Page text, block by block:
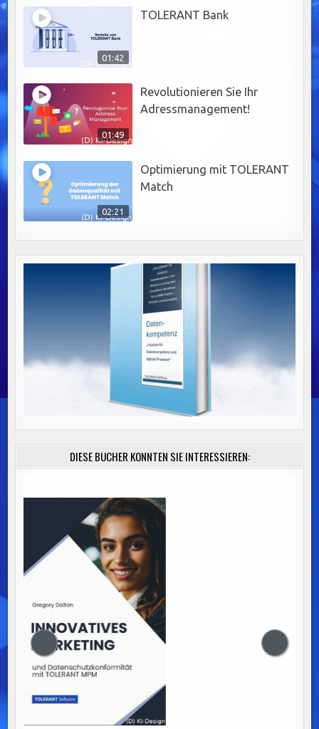
01:42
TOLERANT Bank
01:49
Revolutionieren Sie Ihr
Adressmanagement!
02:21
Optimierung mit TOLERANT
Match
DIESE BÜCHER KÖNNTEN SIE INTERESSIEREN: